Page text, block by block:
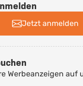
Jetzt anmelden
Werbeanzeigen auf